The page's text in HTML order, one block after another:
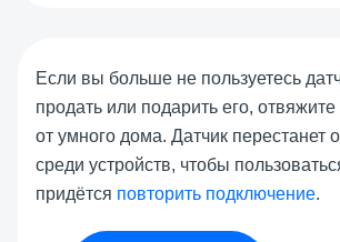
Если вы больше не пользуетесь
продать или подарить его, отвяжите
от умного дома. Датчик перестанет
среди устройств, чтобы
придётся повторить подключение.